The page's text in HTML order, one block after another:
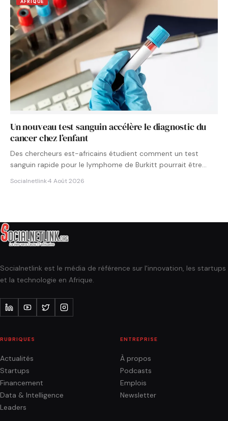
AFRIQUE
Un nouveau test sanguin accélère le diagnostic du
cancer chez l’enfant
Des chercheurs est-africains étudient comment un test
sanguin rapide pour le lymphome de Burkitt pourrait être
Socialnetlink·4 Août 2026
Socialnetlink est le média de référence sur l'innovation, les startups
et la technologie en Afrique.
RUBRIQUES
Actualités
Startups
Financement
Data & Intelligence
Leaders
ENTREPRISE
À propos
Podcasts
Emplois
Newsletter